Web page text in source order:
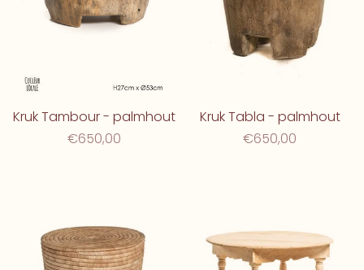
Kruk Tambour - palmhout
€650,00
Kruk Tabla - palmhout
€650,00